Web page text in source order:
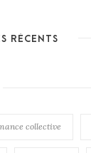
RÉCENTS
collective